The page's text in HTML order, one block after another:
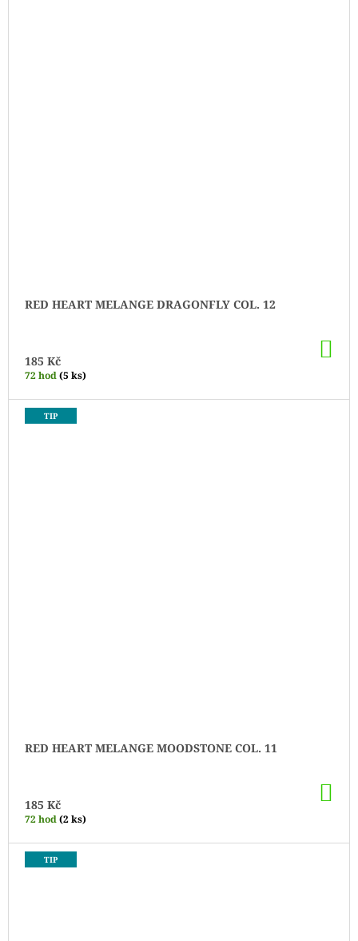
RED HEART MELANGE DRAGONFLY COL. 12
185 Kč
72 hod(5 ks)
TIP
RED HEART MELANGE MOODSTONE COL. 11
185 Kč
72 hod(2 ks)
TIP